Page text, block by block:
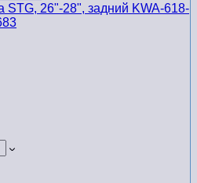
STG, 26"-28", задний KWA-618-